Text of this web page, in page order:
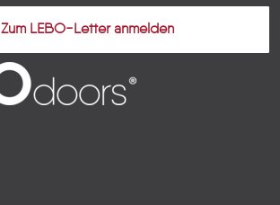
Zum LEBO-Letter anmelden